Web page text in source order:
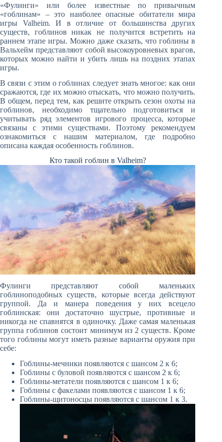
«Фулинги» или более известные по привычным
«гоблинам» – это наиболее опасные обитатели мира
игры Valheim. И в отличие от большинства других
существ, гоблинов никак не получится встретить на
раннем этапе игры. Можно даже сказать, что гоблины в
Вальхейм представляют собой высокоуровневых врагов,
которых можно найти и убить лишь на поздних этапах
игры.
В связи с этим о гоблинах следует знать многое: как они
сражаются, где их можно отыскать, что можно получить.
В общем, перед тем, как решите открыть сезон охоты на
гоблинов, необходимо тщательно подготовиться и
учитывать ряд элементов игрового процесса, которые
связаны с этими существами. Поэтому рекомендуем
ознакомиться с нашим материалом, где подробно
описана каждая особенность гоблинов.
Кто такой гоблин в Valheim?
Фулинги представляют собой маленьких
гоблиноподобных существ, которые всегда действуют
группой. Да и манера поведения у них всецело
гоблинская: они достаточно шустрые, противные и
никогда не спавнятся в одиночку. Даже самая маленькая
группа гоблинов состоит минимум из 2 существ. Кроме
того гоблины могут иметь разные варианты оружия при
себе:
Гоблины-мечники появляются с шансом 2 к 6;
Гоблины с буловой появляются с шансом 2 к 6;
Гоблины-метатели появляются с шансом 1 к 6;
Гоблины с факелами появляются с шансом 1 к 6;
Гоблины-щитоносцы появляются с шансом 1 к 3.